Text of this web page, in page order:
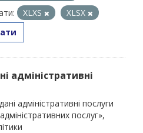
XLXS
XLSX
адміністративні
адміністративні послуги
послуг»,